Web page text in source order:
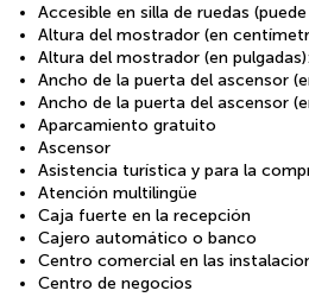
Accesible en silla de ruedas
Altura del mostrador (en
Altura del mostrador (en
Ancho de la puerta del ascensor
Ancho de la puerta del ascensor
Aparcamiento gratuito
Ascensor
Asistencia turística y para la
Atención multilingüe
Caja fuerte en la recepción
Cajero automático o banco
Centro comercial en las
Centro de negocios